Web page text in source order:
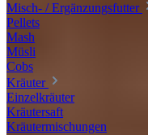
Misch- / Ergänzungsfutter
Pellets
Mash
Müsli
Cobs
Kräuter
Einzelkräuter
Kräutersaft
Kräutermischungen